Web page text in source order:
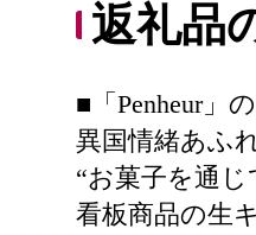
返礼品
■「Penheur」
異国情緒あふ
“お菓子を通
看板商品の生